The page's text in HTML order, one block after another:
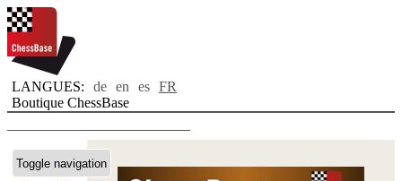
LANGUES: de en es FR
Boutique ChessBase
Toggle navigation